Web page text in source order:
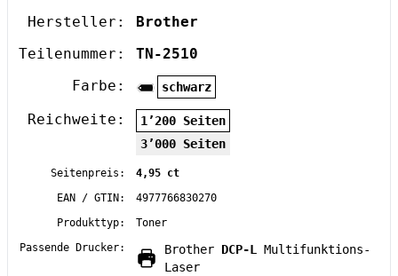
Hersteller:
Brother
Teilenummer:
TN-2510
Farbe:
schwarz
Reichweite:
1’200 Seiten
3’000 Seiten
Seitenpreis:
4,95 ct
EAN / GTIN:
4977766830270
Produkttyp:
Toner
Passende Drucker:
Brother DCP-L
Multifunktions-
Laser